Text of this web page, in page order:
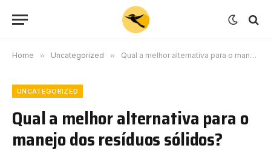
Home » Uncategorized » Qual a melhor alternativa para o manejo dos resíduos sólidos?
UNCATEGORIZED
Qual a melhor alternativa para o
manejo dos resíduos sólidos?